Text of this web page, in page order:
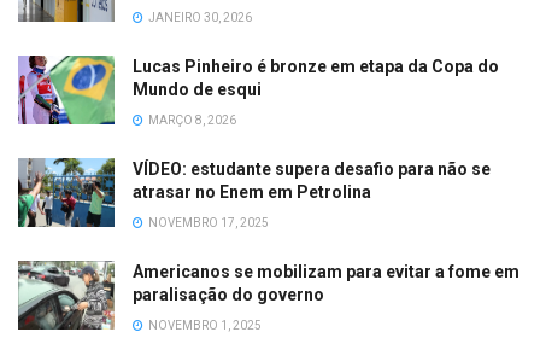
JANEIRO 30, 2026
Lucas Pinheiro é bronze em etapa da Copa do
Mundo de esqui
MARÇO 8, 2026
VÍDEO: estudante supera desafio para não se
atrasar no Enem em Petrolina
NOVEMBRO 17, 2025
Americanos se mobilizam para evitar a fome em
paralisação do governo
NOVEMBRO 1, 2025